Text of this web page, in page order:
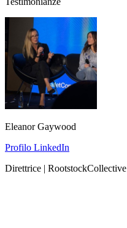
Eleanor Gaywood
Profilo LinkedIn
Direttrice | RootstockCollective